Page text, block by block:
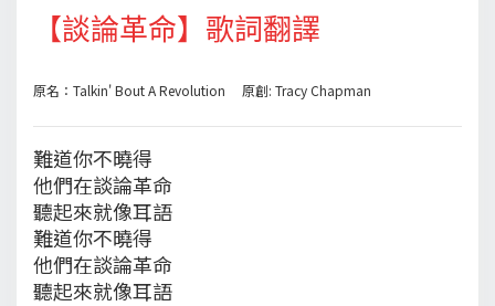
【談論革命】歌詞翻譯
原名：Talkin' Bout A Revolution 原創: Tracy Chapman
難道你不曉得
他們在談論革命
聽起來就像耳語
難道你不曉得
他們在談論革命
聽起來就像耳語